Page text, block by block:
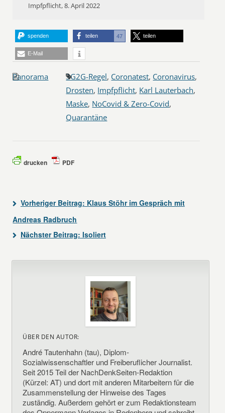
Impfpflicht, 8. April 2022
spenden teilen 47 teilen
E-Mail
Panorama 3G2G-Regel, Coronatest, Coronavirus,
Drosten, Impfpflicht, Karl Lauterbach,
Maske, NoCovid & Zero-Covid,
Quarantäne
drucken PDF
Vorheriger Beitrag: Klaus Stöhr im Gespräch mit
Andreas Radbruch
Nächster Beitrag: Isoliert
ÜBER DEN AUTOR:
André Tautenhahn (tau), Diplom-
Sozialwissenschaftler und Freiberuflicher Journalist.
Seit 2015 Teil der NachDenkSeiten-Redaktion
(Kürzel: AT) und dort mit anderen Mitarbeitern für die
Zusammenstellung der Hinweise des Tages
zuständig. Außerdem gehört er zum Redaktionsteam